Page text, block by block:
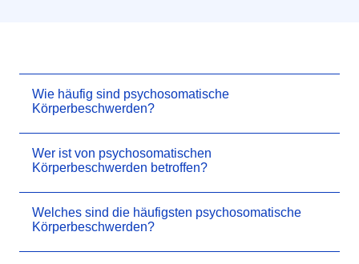
Wie häufig sind psychosomatische
Körperbeschwerden?
Wer ist von psychosomatischen
Körperbeschwerden betroffen?
Welches sind die häufigsten psychosomatische
Körperbeschwerden?